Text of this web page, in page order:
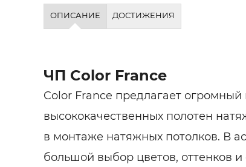
ОПИСАНИЕ ДОСТИЖЕНИЯ
ЧП Color France
Color France предлагает
высококачественных полотен
в монтаже натяжных потолков. В
большой выбор цветов, оттенков и